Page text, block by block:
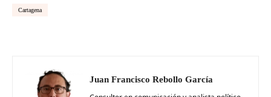
Cartagena
Juan Francisco Rebollo García